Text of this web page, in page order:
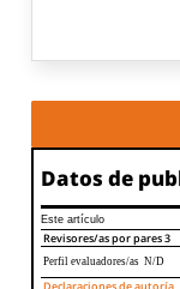
Datos de
Este artículo
Revisores/as por pares3
Perfil evaluadores/as N/D